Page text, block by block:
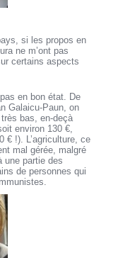
si les propos en
ne m’ont pas
certains aspects
en bon état. De
Galaicu-Paun, on
bas, en-deçà
environ 130 €,
€ !). L’agriculture, ce
mal gérée, malgré
une partie des
de personnes qui